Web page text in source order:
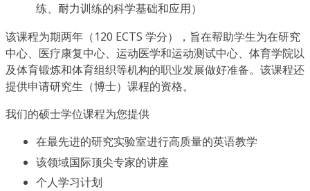
练、耐力训练的科学基础和应用）
该课程为期两年（120 ECTS 学分），旨在帮助学生为在研究
中心、医疗康复中心、运动医学和运动测试中心、体育学院以
及体育锻炼和体育组织等机构的职业发展做好准备。该课程还
提供申请研究生（博士）课程的资格。
我们的硕士学位课程为您提供
在最先进的研究实验室进行高质量的英语教学
该领域国际顶尖专家的讲座
个人学习计划